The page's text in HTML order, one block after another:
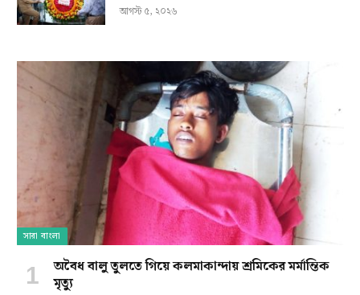
আগস্ট ৫, ২০২৬
সারা বাংলা
অবৈধ বালু তুলতে গিয়ে কলমাকান্দায় শ্রমিকের মর্মান্তিক
মৃত্যু